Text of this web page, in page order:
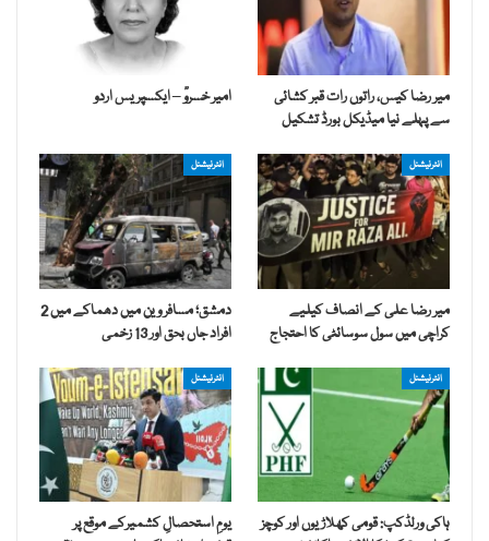
میر رضا کیس، راتوں رات قبر کشائی
سے پہلے نیا میڈیکل بورڈ تشکیل
امیر خسروؒ – ایکسپریس اردو
انٹرنیشنل
میر رضا علی کے انصاف کیلیے
کراچی میں سول سوسائٹی کا احتجاج
انٹرنیشنل
دمشق؛ مسافر وین میں دھماکے میں 2
افراد جاں بحق اور 13 زخمی
انٹرنیشنل
ہاکی ورلڈکپ: قومی کھلاڑیوں اور کوچز
انٹرنیشنل
یومِ استحصالِ کشمیرکے موقع پر